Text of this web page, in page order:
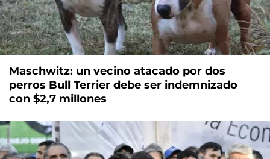
Maschwitz: un vecino atacado por dos
perros Bull Terrier debe ser indemnizado
con $2,7 millones